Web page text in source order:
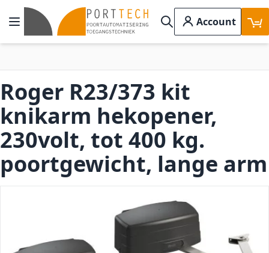
Ga naar de inhoud
Toggle Nav
Search
Account
Roger R23/373 kit
knikarm hekopener,
230volt, tot 400 kg.
poortgewicht, lange arm